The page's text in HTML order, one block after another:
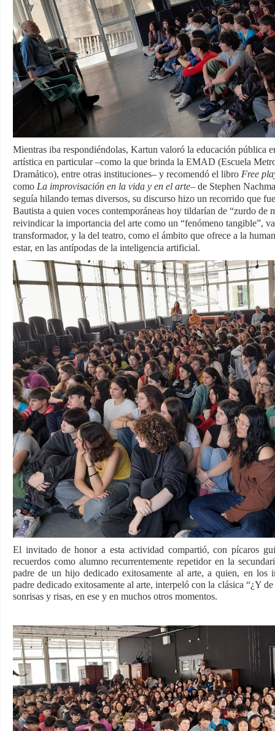
Mientras iba respondiéndolas, Kartun valoró la educación pública
artística en particular –como la que brinda la EMAD (Escuela
Dramático), entre otras instituciones– y recomendó el libro Free
como La improvisación en la vida y en el arte– de Stephen
seguía hilando temas diversos, su discurso hizo un recorrido que
Bautista a quien voces contemporáneas hoy tildarían de “zurdo de
reivindicar la importancia del arte como un “fenómeno tangible”,
transformador, y la del teatro, como el ámbito que ofrece a la
estar, en las antípodas de la inteligencia artificial.
El invitado de honor a esta actividad compartió, con pícaros
recuerdos como alumno recurrentemente repetidor en la
padre de un hijo dedicado exitosamente al arte, a quien, en los
padre dedicado exitosamente al arte, interpeló con la clásica “¿Y
sonrisas y risas, en ese y en muchos otros momentos.